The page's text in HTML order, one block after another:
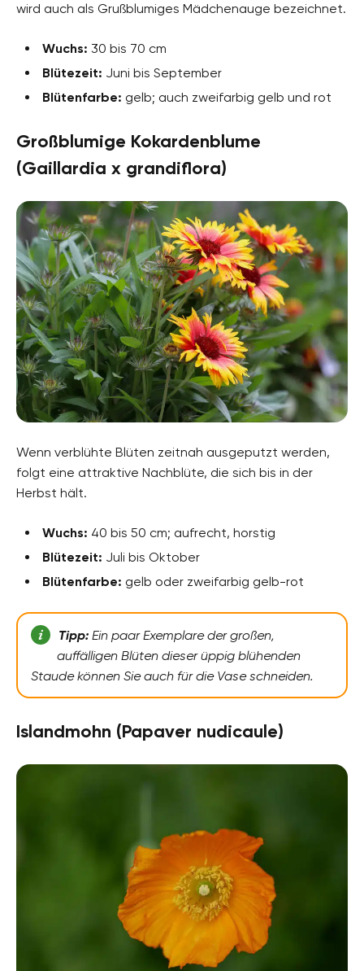
wird auch als Grußblumiges Mädchenauge bezeichnet.
Wuchs: 30 bis 70 cm
Blütezeit: Juni bis September
Blütenfarbe: gelb; auch zweifarbig gelb und rot
Großblumige Kokardenblume
(Gaillardia x grandiflora)
Wenn verblühte Blüten zeitnah ausgeputzt werden,
folgt eine attraktive Nachblüte, die sich bis in der
Herbst hält.
Wuchs: 40 bis 50 cm; aufrecht, horstig
Blütezeit: Juli bis Oktober
Blütenfarbe: gelb oder zweifarbig gelb-rot
Tipp: Ein paar Exemplare der großen,
auffälligen Blüten dieser üppig blühenden
Staude können Sie auch für die Vase schneiden.
Islandmohn (Papaver nudicaule)